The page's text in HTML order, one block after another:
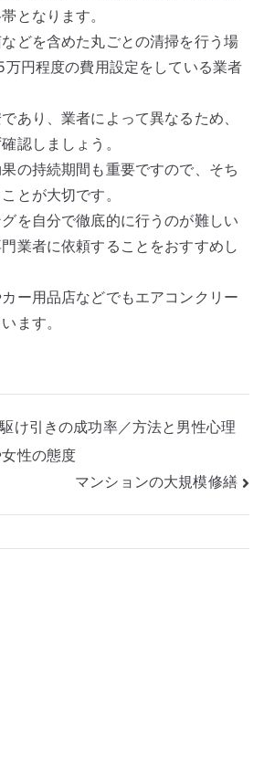
となります。
どを含めた丸ごとの清掃を行う場
円程度の費用設定をしている業者
あり、業者によって異なるため、
認しましょう。
の持続期間も重要ですので、そち
とが大切です。
を自分で徹底的に行うのが難しい
業者に依頼することをおすすめし
ー用品店などでもエアコンクリー
ます。
け引きの成功率／方法と男性心理
性の態度
マンションの大規模修繕